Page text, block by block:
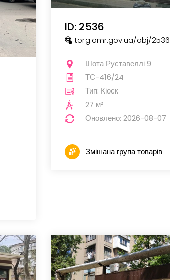
ID: 2536
torg.omr.gov.ua/obj/2536
Шота Руставеллі 9
ТС-416/24
Тип: Кіоск
27 м²
Оновлено: 2026-08-07
Змішана група товарів